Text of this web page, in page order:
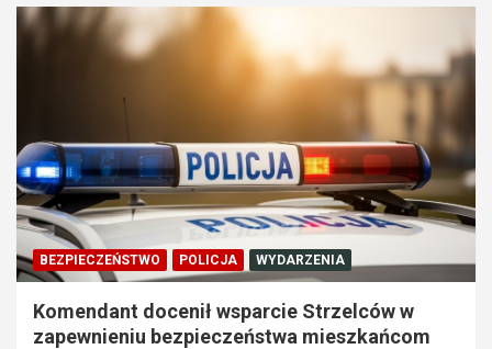
BEZPIECZEŃSTWO POLICJA WYDARZENIA
Komendant docenił wsparcie Strzelców w
zapewnieniu bezpieczeństwa mieszkańcom